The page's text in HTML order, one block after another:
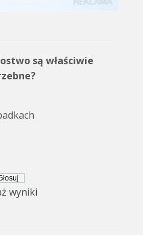
są właściwie
wyniki